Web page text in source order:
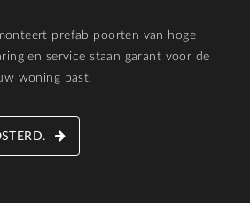
prefab poorten van hoge
en service staan garant voor de
woning past.